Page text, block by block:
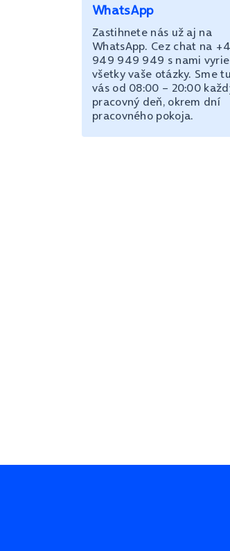
WhatsApp
Zastihnete nás už aj na
WhatsApp. Cez chat na
949 949 949 s nami
všetky vaše otázky. Sme
vás od 08:00 – 20:00
pracovný deň, okrem dní
pracovného pokoja.